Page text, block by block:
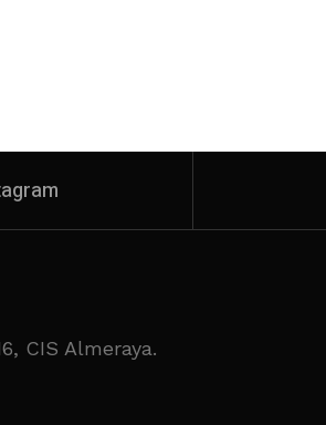
CIS Almeraya.